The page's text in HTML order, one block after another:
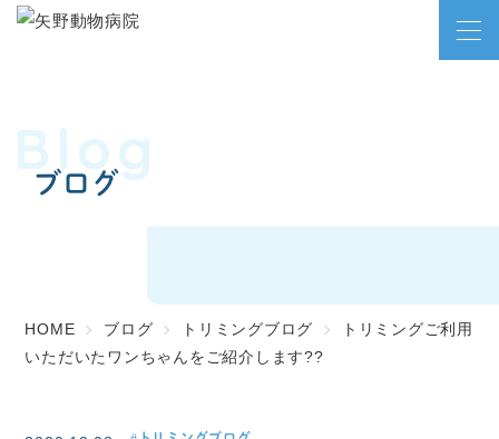
ブログ
Blog
HOME ブログ トリミングブログ
トリミングご利用
いただいたワンちゃんをご紹介します??